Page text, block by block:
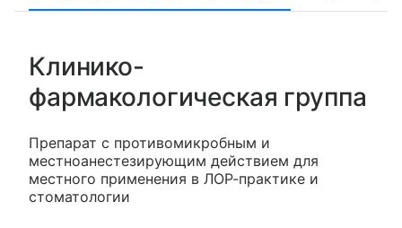
Клинико-
фармакологическая группа
Препарат с противомикробным и
местноанестезирующим действием для
местного применения в ЛОР-практике и
стоматологии